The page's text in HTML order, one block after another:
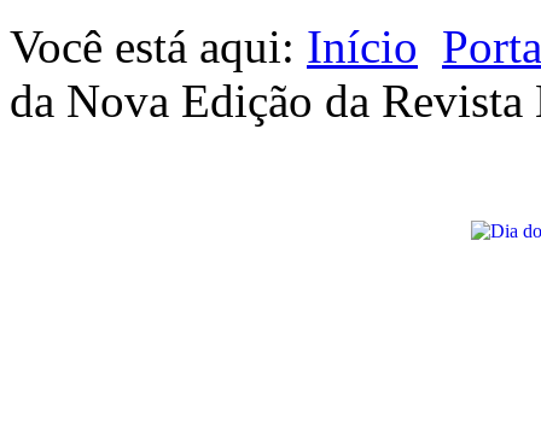
Você está aqui: Início
da Nova Edição da